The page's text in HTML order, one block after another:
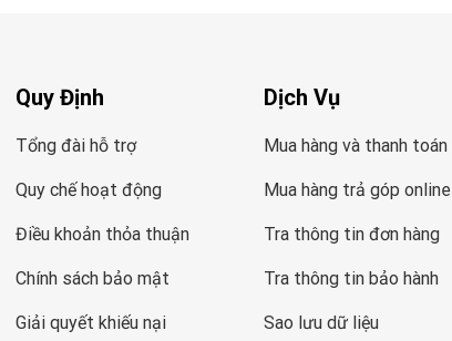
Quy Định
Tổng đài hỗ trợ
Quy chế hoạt động
Điều khoản thỏa thuận
Chính sách bảo mật
Giải quyết khiếu nại
Dịch Vụ
Mua hàng và thanh toán
Mua hàng trả góp online
Tra thông tin đơn hàng
Tra thông tin bảo hành
Sao lưu dữ liệu